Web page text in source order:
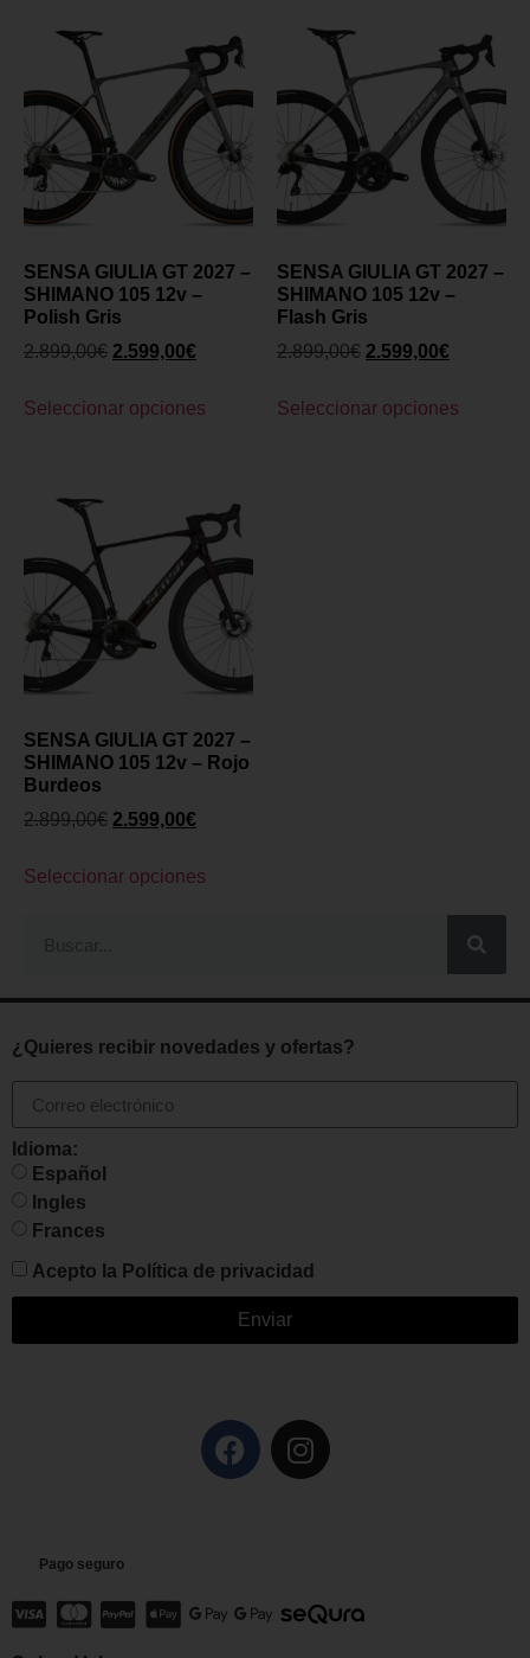
SENSA GIULIA GT 2027 –
SHIMANO 105 12v –
Polish Gris
2.899,00€ 2.599,00€
Seleccionar opciones
SENSA GIULIA GT 2027 –
SHIMANO 105 12v –
Flash Gris
2.899,00€ 2.599,00€
Seleccionar opciones
SENSA GIULIA GT 2027 –
SHIMANO 105 12v – Rojo
Burdeos
2.899,00€ 2.599,00€
Seleccionar opciones
¿Quieres recibir novedades y ofertas?
Idioma:
Español
Ingles
Frances
Acepto la Política de privacidad
Enviar
Pago seguro